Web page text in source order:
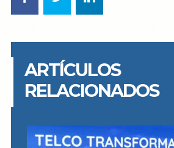
ARTÍCULOS
RELACIONADOS